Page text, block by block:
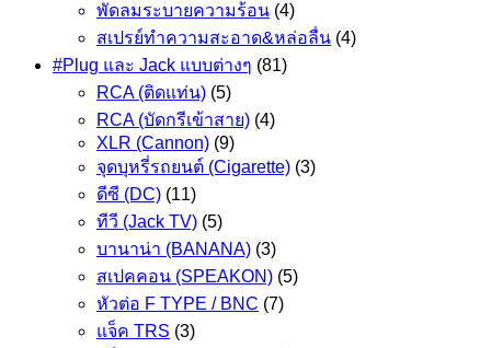
พัดลมระบายความร้อน (4)
สเปรย์ทำความสะอาด&หล่อลื่น (4)
#Plug และ Jack แบบต่างๆ (81)
RCA (ติดแท่น) (5)
RCA (บัดกรีเข้าสาย) (4)
XLR (Cannon) (9)
จุดบุหรี่รถยนต์ (Cigarette) (3)
ดีซี (DC) (11)
ทีวี (Jack TV) (5)
บานาน่า (BANANA) (3)
สเปคคอน (SPEAKON) (5)
หัวต่อ F TYPE / BNC (7)
แจ็ค TRS (3)